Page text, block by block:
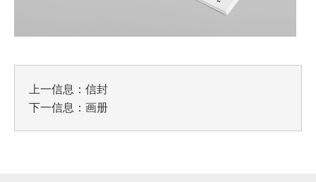
上一信息： 信封
下一信息： 画册